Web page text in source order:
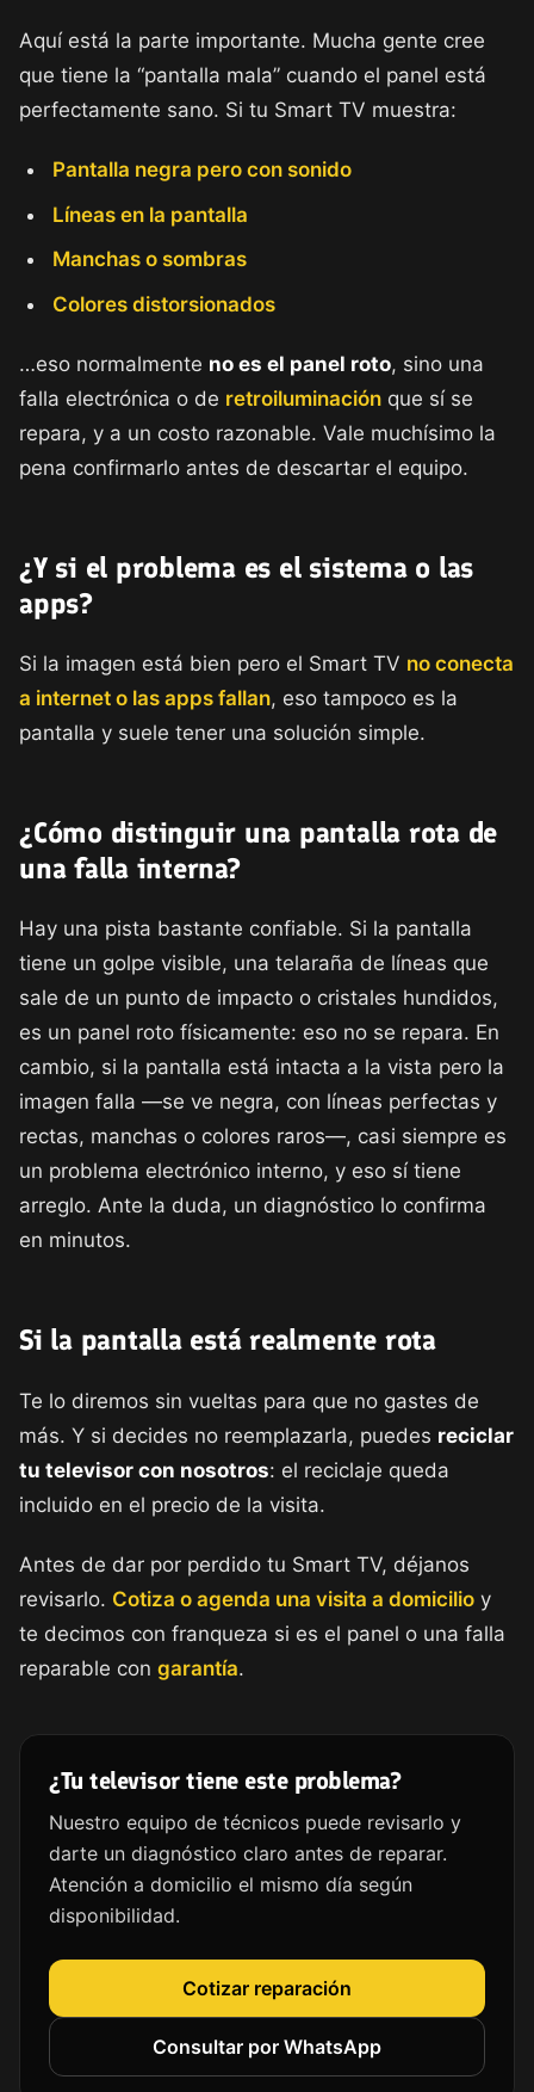
Aquí está la parte importante. Mucha gente cree
que tiene la “pantalla mala” cuando el panel está
perfectamente sano. Si tu Smart TV muestra:
Pantalla negra pero con sonido
Líneas en la pantalla
Manchas o sombras
Colores distorsionados
…eso normalmente no es el panel roto, sino una
falla electrónica o de retroiluminación que sí se
repara, y a un costo razonable. Vale muchísimo la
pena confirmarlo antes de descartar el equipo.
¿Y si el problema es el sistema o las
apps?
Si la imagen está bien pero el Smart TV no conecta
a internet o las apps fallan, eso tampoco es la
pantalla y suele tener una solución simple.
¿Cómo distinguir una pantalla rota de
una falla interna?
Hay una pista bastante confiable. Si la pantalla
tiene un golpe visible, una telaraña de líneas que
sale de un punto de impacto o cristales hundidos,
es un panel roto físicamente: eso no se repara. En
cambio, si la pantalla está intacta a la vista pero la
imagen falla —se ve negra, con líneas perfectas y
rectas, manchas o colores raros—, casi siempre es
un problema electrónico interno, y eso sí tiene
arreglo. Ante la duda, un diagnóstico lo confirma
en minutos.
Si la pantalla está realmente rota
Te lo diremos sin vueltas para que no gastes de
más. Y si decides no reemplazarla, puedes reciclar
tu televisor con nosotros: el reciclaje queda
incluido en el precio de la visita.
Antes de dar por perdido tu Smart TV, déjanos
revisarlo. Cotiza o agenda una visita a domicilio y
te decimos con franqueza si es el panel o una falla
reparable con garantía.
¿Tu televisor tiene este problema?
Nuestro equipo de técnicos puede revisarlo y
darte un diagnóstico claro antes de reparar.
Atención a domicilio el mismo día según
disponibilidad.
Cotizar reparación
Consultar por WhatsApp